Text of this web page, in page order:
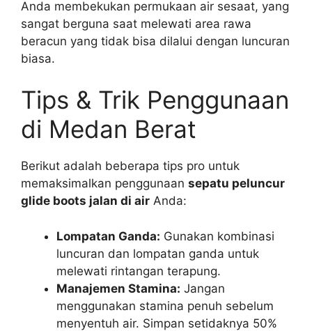
Anda membekukan permukaan air sesaat, yang
sangat berguna saat melewati area rawa
beracun yang tidak bisa dilalui dengan luncuran
biasa.
Tips & Trik Penggunaan
di Medan Berat
Berikut adalah beberapa tips pro untuk
memaksimalkan penggunaan sepatu peluncur
glide boots jalan di air Anda:
Lompatan Ganda: Gunakan kombinasi
luncuran dan lompatan ganda untuk
melewati rintangan terapung.
Manajemen Stamina: Jangan
menggunakan stamina penuh sebelum
menyentuh air. Simpan setidaknya 50%